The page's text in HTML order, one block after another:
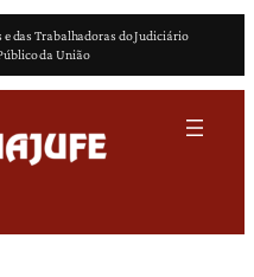
das Trabalhadoras do Judiciário
da União